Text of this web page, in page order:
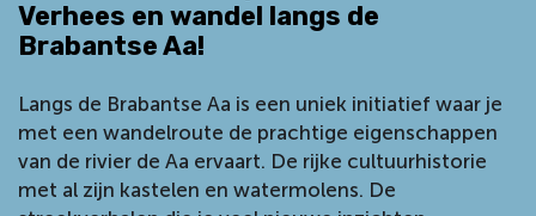
Verhees en wandel langs de
Brabantse Aa!
Langs de Brabantse Aa is een uniek initiatief waar je
met een wandelroute de prachtige eigenschappen
van de rivier de Aa ervaart. De rijke cultuurhistorie
met al zijn kastelen en watermolens. De